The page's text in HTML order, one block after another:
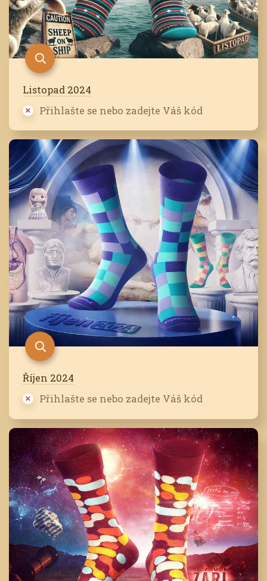
Listopad 2024
Přihlašte se nebo zadejte Váš kód
Říjen 2024
Přihlašte se nebo zadejte Váš kód